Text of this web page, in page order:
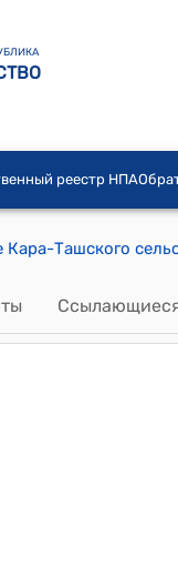
реестр НПА